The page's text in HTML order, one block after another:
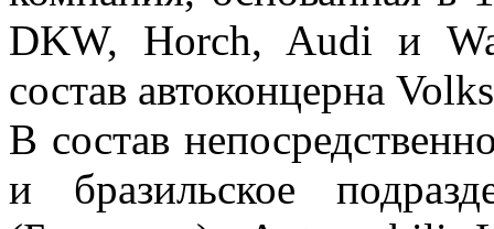
DKW, Horch, Audi и
состав автоконцерна
В состав
и бразильское